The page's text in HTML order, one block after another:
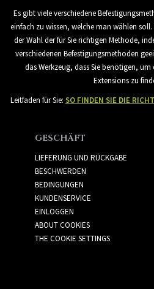
Es gibt viele verschiedene
einfach zu wissen, welche man wählen
der Wahl der für Sie richtigen Methode,
verschiedenen Befestigungsmethoden
das Werkzeug, dass Sie benötigen, um
Extensions zu
Leitfaden für Sie: SO FINDEN SIE DIE
GESCHÄFT
LIEFERUNG UND RÜCKGABE
BESCHWERDEN
BEDINGUNGEN
KUNDENSERVICE
EINLOGGEN
ABOUT COOKIES
THE COOKIE SETTINGS